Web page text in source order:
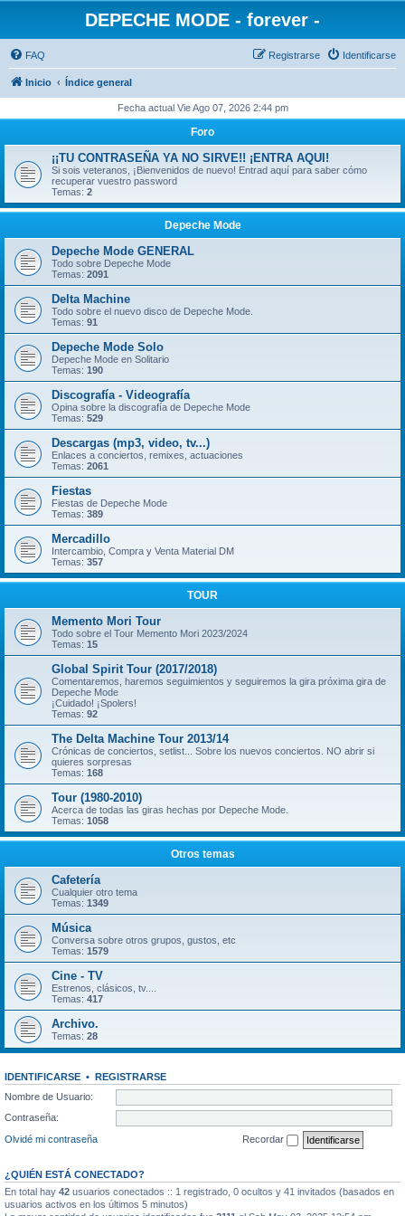
DEPECHE MODE - forever -
FAQ Identificarse
Registrarse
Inicio Índice general
Fecha actual Vie Ago 07, 2026 2:44 pm
Foro
¡¡TU CONTRASEÑA YA NO SIRVE!! ¡ENTRA AQUI!
Si sois veteranos, ¡Bienvenidos de nuevo! Entrad aquí para saber cómo
recuperar vuestro password
Temas: 2
Depeche Mode
Depeche Mode GENERAL
Todo sobre Depeche Mode
Temas: 2091
Delta Machine
Todo sobre el nuevo disco de Depeche Mode.
Temas: 91
Depeche Mode Solo
Depeche Mode en Solitario
Temas: 190
Discografía - Videografía
Opina sobre la discografía de Depeche Mode
Temas: 529
Descargas (mp3, video, tv...)
Enlaces a conciertos, remixes, actuaciones
Temas: 2061
Fiestas
Fiestas de Depeche Mode
Temas: 389
Mercadillo
Intercambio, Compra y Venta Material DM
Temas: 357
TOUR
Memento Mori Tour
Todo sobre el Tour Memento Mori 2023/2024
Temas: 15
Global Spirit Tour (2017/2018)
Comentaremos, haremos seguimientos y seguiremos la gira próxima gira de
Depeche Mode
¡Cuidado! ¡Spolers!
Temas: 92
The Delta Machine Tour 2013/14
Crónicas de conciertos, setlist... Sobre los nuevos conciertos. NO abrir si
quieres sorpresas
Temas: 168
Tour (1980-2010)
Acerca de todas las giras hechas por Depeche Mode.
Temas: 1058
Otros temas
Cafetería
Cualquier otro tema
Temas: 1349
Música
Conversa sobre otros grupos, gustos, etc
Temas: 1579
Cine - TV
Estrenos, clásicos, tv....
Temas: 417
Archivo.
Temas: 28
IDENTIFICARSE • REGISTRARSE
Nombre de Usuario:
Contraseña:
Olvidé mi contraseña
Recordar
¿QUIÉN ESTÁ CONECTADO?
En total hay 42 usuarios conectados :: 1 registrado, 0 ocultos y 41 invitados (basados en
usuarios activos en los últimos 5 minutos)